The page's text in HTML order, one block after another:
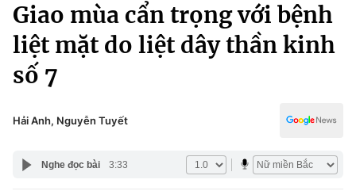
Chuyên mục
Chính trị
Pháp luật
Thể thao
Truyền hình
Đời sống
Giáo dục
Giao mùa cẩn trọng với bệnh
liệt mặt do liệt dây thần kinh
số 7
Hải Anh, Nguyễn Tuyết
Nghe đọc bài 3:33